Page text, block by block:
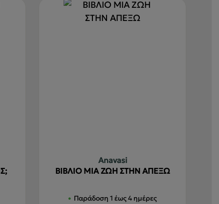
Anavasi
ΒΙΒΛΙΟ ΜΙΑ ΖΩΗ ΣΤΗΝ ΑΠΕΞΩ
Παράδοση 1 έως 4 ημέρες